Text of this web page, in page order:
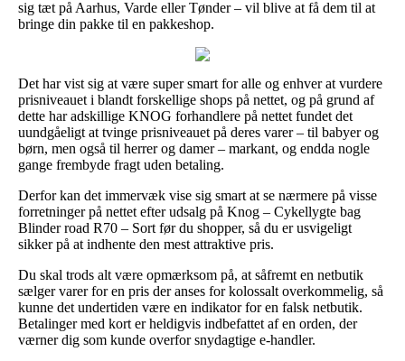
sig tæt på Aarhus, Varde eller Tønder – vil blive at få dem til at
bringe din pakke til en pakkeshop.
Det har vist sig at være super smart for alle og enhver at vurdere
prisniveauet i blandt forskellige shops på nettet, og på grund af
dette har adskillige KNOG forhandlere på nettet fundet det
uundgåeligt at tvinge prisniveauet på deres varer – til babyer og
børn, men også til herrer og damer – markant, og endda nogle
gange frembyde fragt uden betaling.
Derfor kan det immervæk vise sig smart at se nærmere på visse
forretninger på nettet efter udsalg på Knog – Cykellygte bag
Blinder road R70 – Sort før du shopper, så du er usvigeligt
sikker på at indhente den mest attraktive pris.
Du skal trods alt være opmærksom på, at såfremt en netbutik
sælger varer for en pris der anses for kolossalt overkommelig, så
kunne det undertiden være en indikator for en falsk netbutik.
Betalinger med kort er heldigvis indbefattet af en orden, der
værner dig som kunde overfor snydagtige e-handler.